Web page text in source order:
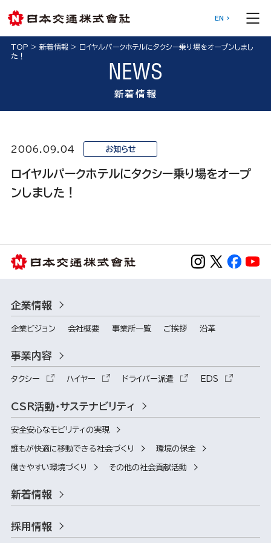
EN
TOP > 新着情報> ロイヤルパークホテルにタクシー乗り場をオープンしまし
た！
NEWS
新着情報
2006.09.04 お知らせ
ロイヤルパークホテルにタクシー乗り場をオープ
ンしました！
企業情報
企業ビジョン 会社概要 事業所一覧 ご挨拶 沿革
事業内容
タクシー ハイヤー ドライバー派遣 EDS
CSR活動・サステナビリティ
安全安心なモビリティの実現
誰もが快適に移動できる社会づくり 環境の保全
働きやすい環境づくり その他の社会貢献活動
新着情報
採用情報